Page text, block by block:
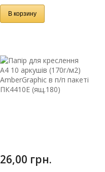
В корзину
26,00 грн.